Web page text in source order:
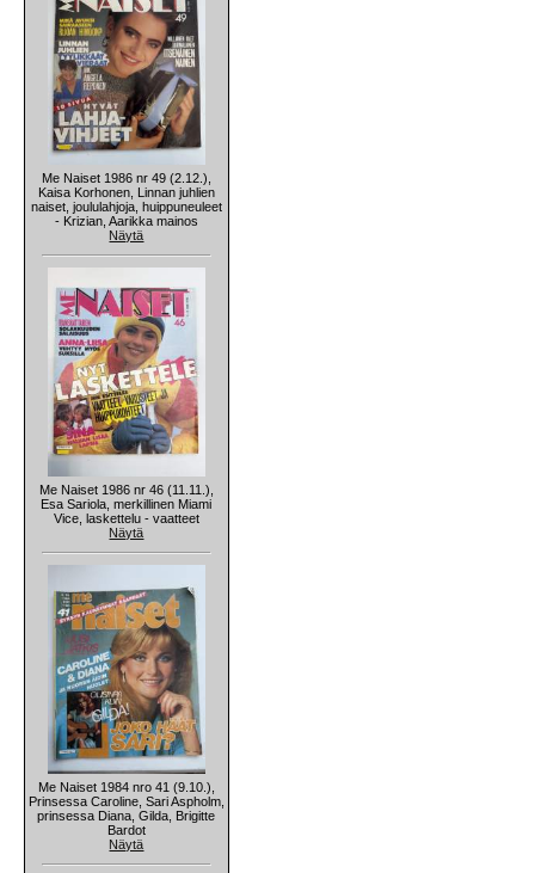
Me Naiset 1986 nr 49 (2.12.),
Kaisa Korhonen, Linnan juhlien
naiset, joululahjoja, huippuneuleet
- Krizian, Aarikka mainos
Näytä
Me Naiset 1986 nr 46 (11.11.),
Esa Sariola, merkillinen Miami
Vice, laskettelu - vaatteet
Näytä
Me Naiset 1984 nro 41 (9.10.),
Prinsessa Caroline, Sari Aspholm,
prinsessa Diana, Gilda, Brigitte
Bardot
Näytä